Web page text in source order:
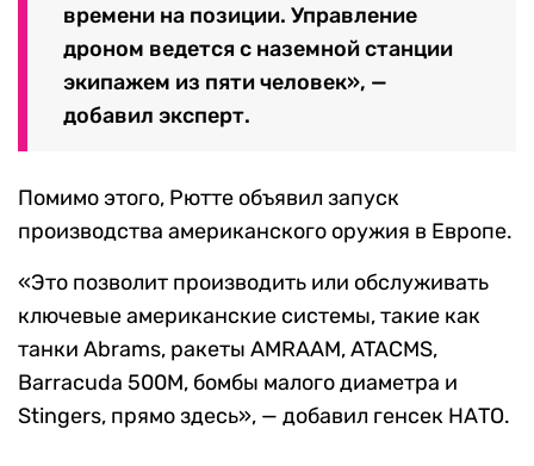
времени на позиции. Управление
дроном ведется с наземной станции
экипажем из пяти человек», —
добавил эксперт.
Помимо этого, Рютте объявил запуск
производства американского оружия в Европе.
«Это позволит производить или обслуживать
ключевые американские системы, такие как
танки Abrams, ракеты AMRAAM, ATACMS,
Barracuda 500M, бомбы малого диаметра и
Stingers, прямо здесь», — добавил генсек НАТО.